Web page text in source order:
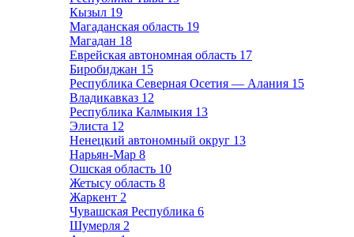
Кызыл 19
Магаданская область 19
Магадан 18
Еврейская автономная область 17
Биробиджан 15
Республика Северная Осетия — Алания 15
Владикавказ 12
Республика Калмыкия 13
Элиста 12
Ненецкий автономный округ 13
Нарьян-Мар 8
Ошская область 10
Жетысу область 8
Жаркент 2
Чувашская Республика 6
Шумерля 2